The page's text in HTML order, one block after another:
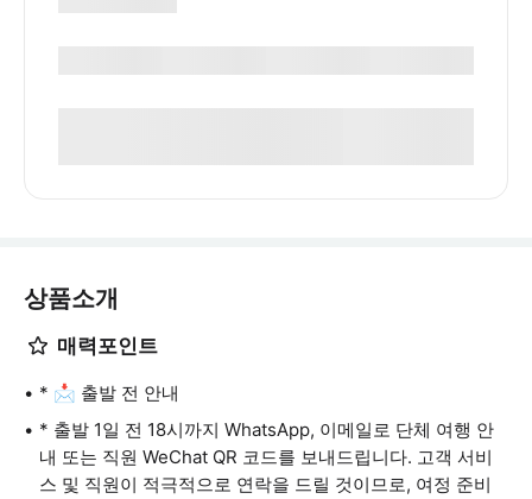
상품소개
매력포인트
* 📩 출발 전 안내
* 출발 1일 전 18시까지 WhatsApp, 이메일로 단체 여행 안
내 또는 직원 WeChat QR 코드를 보내드립니다. 고객 서비
스 및 직원이 적극적으로 연락을 드릴 것이므로, 여정 준비